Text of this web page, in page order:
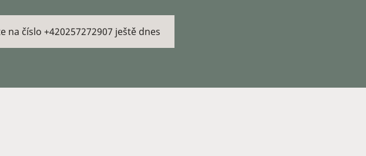
na číslo +420257272907 ještě dnes